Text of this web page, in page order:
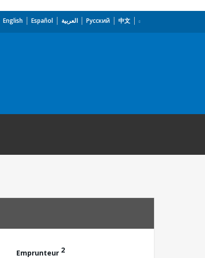
English Español العربية Русский 中文
Emprunteur 2